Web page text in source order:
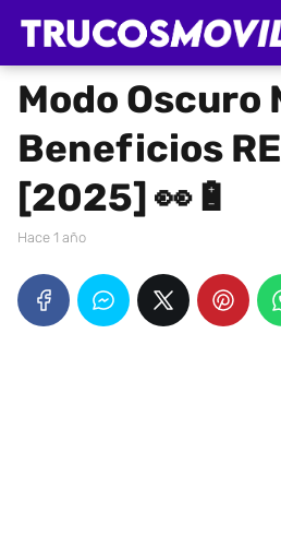
Modo Oscuro
Beneficios
[2025] 👀🔋
hace 1 año